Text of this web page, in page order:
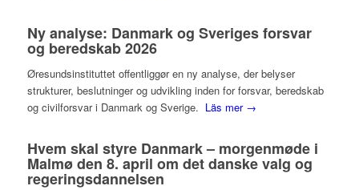
Ny analyse: Danmark og Sveriges forsvar
og beredskab 2026
Øresundsinstituttet offentliggør en ny analyse, der belyser
strukturer, beslutninger og udvikling inden for forsvar, beredskab
og civilforsvar i Danmark og Sverige. Läs mer →
Hvem skal styre Danmark – morgenmøde i
Malmø den 8. april om det danske valg og
regeringsdannelsen